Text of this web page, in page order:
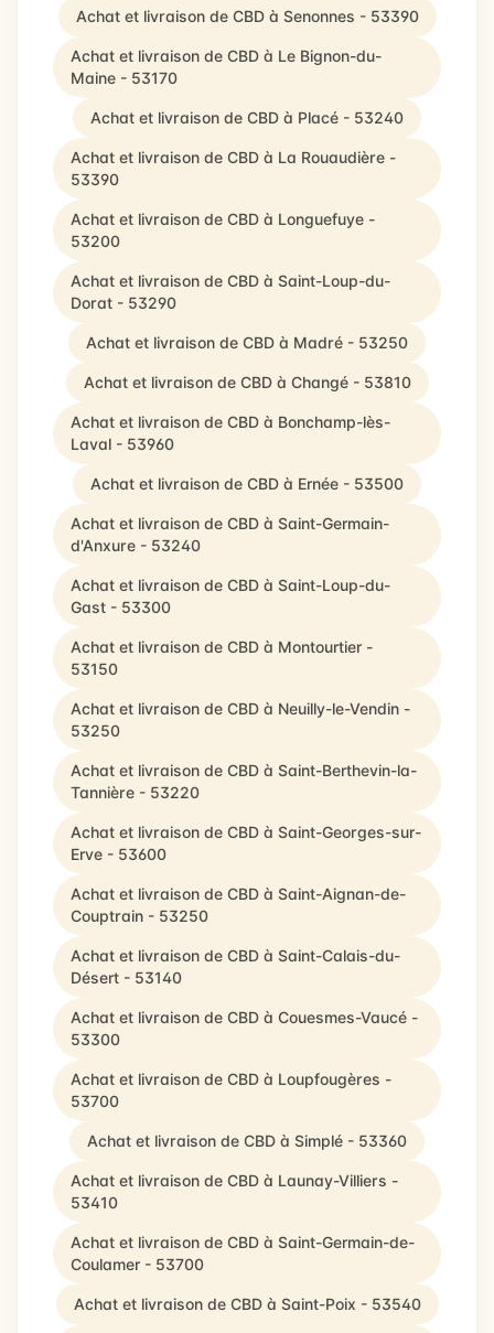
Achat et livraison de CBD à Senonnes - 53390
Achat et livraison de CBD à Le Bignon-du-
Maine - 53170
Achat et livraison de CBD à Placé - 53240
Achat et livraison de CBD à La Rouaudière -
53390
Achat et livraison de CBD à Longuefuye -
53200
Achat et livraison de CBD à Saint-Loup-du-
Dorat - 53290
Achat et livraison de CBD à Madré - 53250
Achat et livraison de CBD à Changé - 53810
Achat et livraison de CBD à Bonchamp-lès-
Laval - 53960
Achat et livraison de CBD à Ernée - 53500
Achat et livraison de CBD à Saint-Germain-
d'Anxure - 53240
Achat et livraison de CBD à Saint-Loup-du-
Gast - 53300
Achat et livraison de CBD à Montourtier -
53150
Achat et livraison de CBD à Neuilly-le-Vendin -
53250
Achat et livraison de CBD à Saint-Berthevin-la-
Tannière - 53220
Achat et livraison de CBD à Saint-Georges-sur-
Erve - 53600
Achat et livraison de CBD à Saint-Aignan-de-
Couptrain - 53250
Achat et livraison de CBD à Saint-Calais-du-
Désert - 53140
Achat et livraison de CBD à Couesmes-Vaucé -
53300
Achat et livraison de CBD à Loupfougères -
53700
Achat et livraison de CBD à Simplé - 53360
Achat et livraison de CBD à Launay-Villiers -
53410
Achat et livraison de CBD à Saint-Germain-de-
Coulamer - 53700
Achat et livraison de CBD à Saint-Poix - 53540